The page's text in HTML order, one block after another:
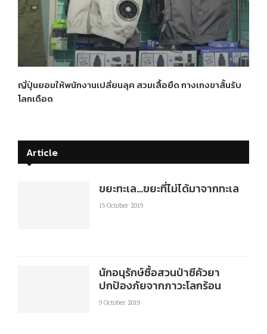
ญี่ปุ่นยอมให้พนักงานเปลี่ยนลุค สวมเสื้อยืด กางเกงขาสั้นรับ
โลกเดือด
Article
ขยะทะเล…ขยะที่ไม่ได้มาจากทะเล
15 October 2019
นักอนุรักษ์ซื้อสวนป่าซีคัวยา
ปกป้องภัยจากภาวะโลกร้อน
9 October 2019